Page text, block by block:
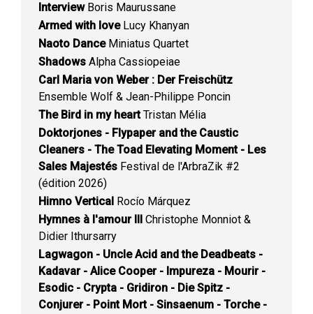
InterviewBoris Maurussane
Armed with loveLucy Khanyan
Naoto DanceMiniatus Quartet
Shadows Alpha Cassiopeiae
Carl Maria von Weber : Der Freischütz
Ensemble Wolf & Jean-Philippe Poncin
The Bird in my heartTristan Mélia
Doktorjones - Flypaper and the Caustic
Cleaners - The Toad Elevating Moment - Les
Sales Majestés Festival de l'ArbraZik #2
(édition 2026)
Himno Vertical Rocío Márquez
Hymnes à l'amour III Christophe Monniot &
Didier Ithursarry
Lagwagon - Uncle Acid and the Deadbeats -
Kadavar - Alice Cooper - Impureza - Mourir -
Esodic - Crypta - Gridiron - Die Spitz -
Conjurer - Point Mort - Sinsaenum - Torche -